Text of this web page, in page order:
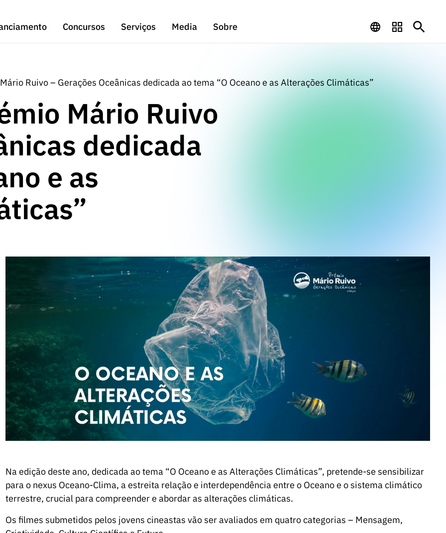
Concursos Serviços Media Sobre
Ruivo – Gerações Oceânicas dedicada ao tema “O Oceano e as Alterações Climáticas”
Mário Ruivo
dedicada
e as
Na edição deste ano, dedicada ao tema “O Oceano e as Alterações Climáticas”, pretende-se sensibilizar
para o nexus Oceano-Clima, a estreita relação e interdependência entre o Oceano e o sistema climático
terrestre, crucial para compreender e abordar as alterações climáticas.
Os filmes submetidos pelos jovens cineastas vão ser avaliados em quatro categorias – Mensagem,